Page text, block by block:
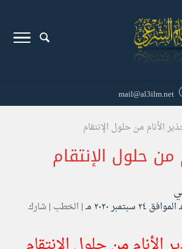
mail@al3ilm.net
الأنام من حلول الإنتقام
من حلول الإنتقام
الخطب | شارك